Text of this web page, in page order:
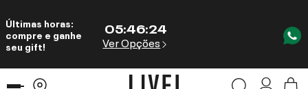
Últimas horas:
compre e ganhe
seu gift!
05:46:24
Ver Opções